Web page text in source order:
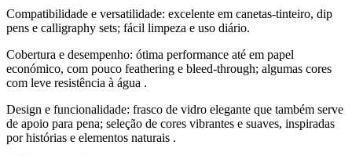
Compatibilidade e versatilidade: excelente em canetas-tinteiro, dip
pens e calligraphy sets; fácil limpeza e uso diário.
Cobertura e desempenho: ótima performance até em papel
económico, com pouco feathering e bleed-through; algumas cores
com leve resistência à água .
Design e funcionalidade: frasco de vidro elegante que também serve
de apoio para pena; seleção de cores vibrantes e suaves, inspiradas
por histórias e elementos naturais .